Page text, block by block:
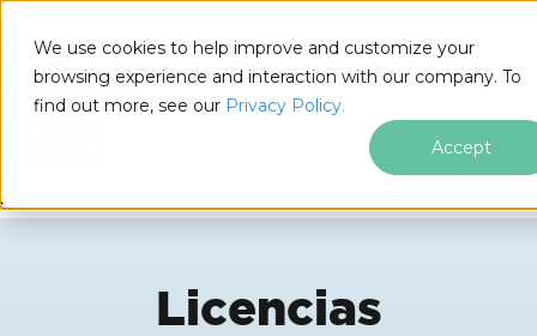
We use cookies to help improve and customize your
browsing experience and interaction with our company. To
find out more, see our Privacy Policy.
Accept
Licencias